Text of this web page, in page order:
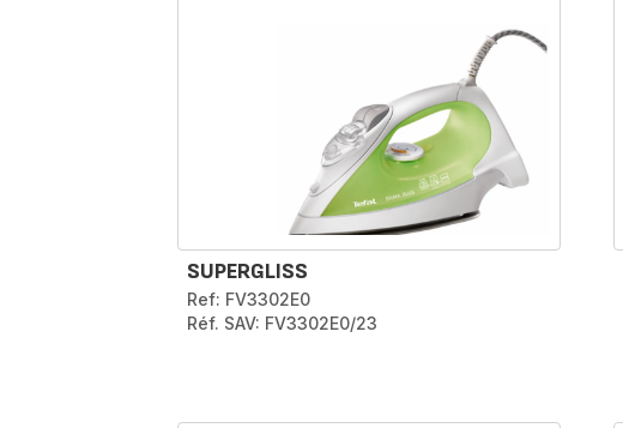
SUPERGLISS
Ref: FV3302E0
Réf. SAV: FV3302E0/23